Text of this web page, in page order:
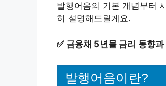
발행어음의 기본 개념부터
히 설명해드릴게요.
✅ 금융채 5년물 금리 동향
발행어음이란?